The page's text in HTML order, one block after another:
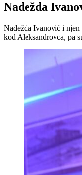
Nadežda
Nadežda Ivanović i njen
kod Aleksandrovca, pa